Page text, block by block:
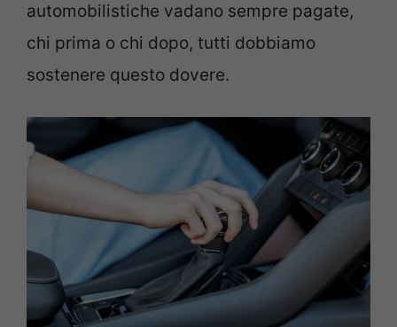
automobilistiche vadano sempre pagate,
chi prima o chi dopo, tutti dobbiamo
sostenere questo dovere.